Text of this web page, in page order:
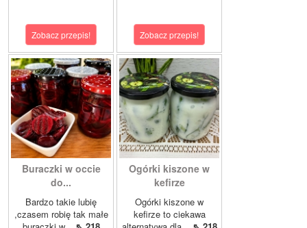
Zobacz przepis! Zobacz przepis!
Buraczki w occie
do...
Bardzo takie lubię
,czasem robię tak małe
Ogórki kiszone w
kefirze
Ogórki kiszone w
kefirze to ciekawa